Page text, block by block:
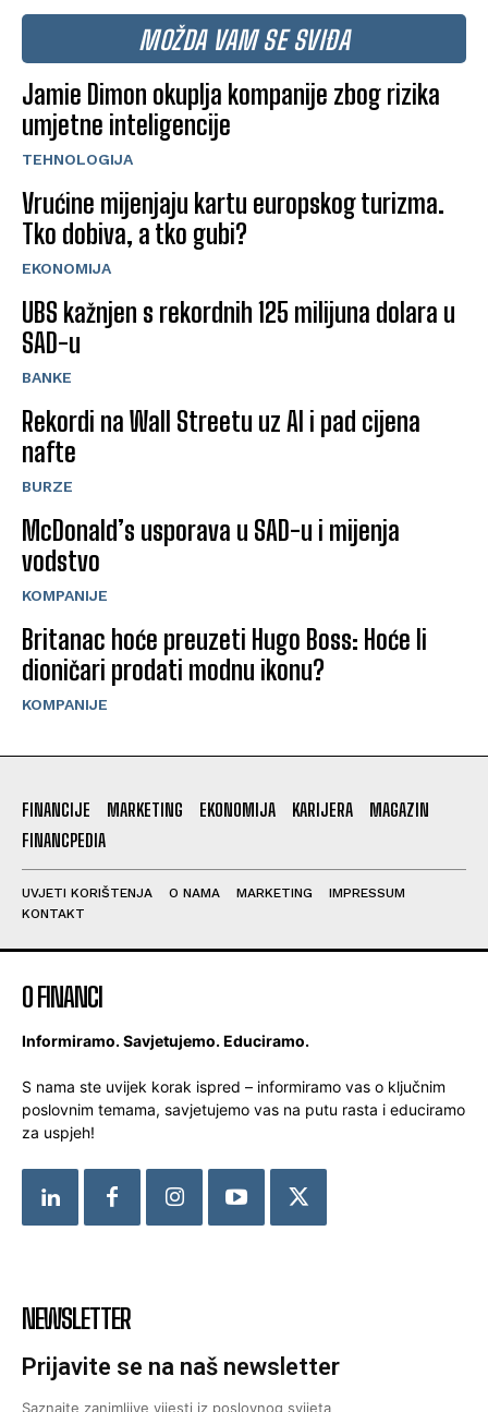
MOŽDA VAM SE SVIĐA
Jamie Dimon okuplja kompanije zbog rizika
umjetne inteligencije
TEHNOLOGIJA
Vrućine mijenjaju kartu europskog turizma.
Tko dobiva, a tko gubi?
EKONOMIJA
UBS kažnjen s rekordnih 125 milijuna dolara u
SAD-u
BANKE
Rekordi na Wall Streetu uz AI i pad cijena
nafte
BURZE
McDonald’s usporava u SAD-u i mijenja
vodstvo
KOMPANIJE
Britanac hoće preuzeti Hugo Boss: Hoće li
dioničari prodati modnu ikonu?
KOMPANIJE
FINANCIJE MARKETING EKONOMIJA KARIJERA
MAGAZIN
FINANCPEDIA
UVJETI KORIŠTENJA O NAMA MARKETING
IMPRESSUM
KONTAKT
O FINANCI
Informiramo. Savjetujemo. Educiramo.
S nama ste uvijek korak ispred – informiramo vas o ključnim
poslovnim temama, savjetujemo vas na putu rasta i educiramo
za uspjeh!
NEWSLETTER
Prijavite se na naš newsletter
Saznajte zanimljive vijesti iz poslovnog svijeta